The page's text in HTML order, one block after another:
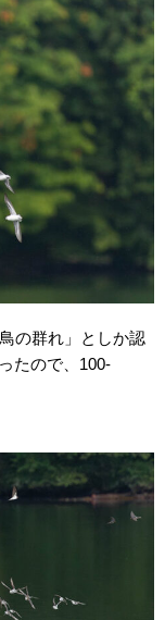
の群れ」としか認
たので、100-